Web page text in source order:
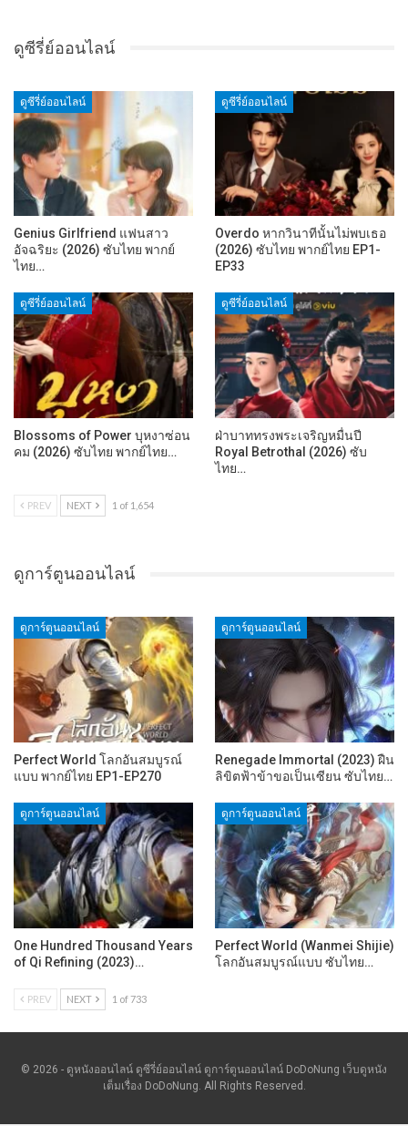
ดูซีรี่ย์ออนไลน์
ดูซีรี่ย์ออนไลน์
Genius Girlfriend แฟนสาว
อัจฉริยะ (2026) ซับไทย พากย์
ไทย…
ดูซีรี่ย์ออนไลน์
Overdo หากวินาทีนั้นไม่พบเธอ
(2026) ซับไทย พากย์ไทย EP1-
EP33
ดูซีรี่ย์ออนไลน์
Blossoms of Power บุหงาซ่อน
คม (2026) ซับไทย พากย์ไทย…
ดูซีรี่ย์ออนไลน์
ฝ่าบาททรงพระเจริญหมื่นปี
Royal Betrothal (2026) ซับ
ไทย…
PREV NEXT 1 of 1,654
ดูการ์ตูนออนไลน์
ดูการ์ตูนออนไลน์
Perfect World โลกอันสมบูรณ์
แบบ พากย์ไทย EP1-EP270
ดูการ์ตูนออนไลน์
Renegade Immortal (2023) ฝืน
ลิขิตฟ้าข้าขอเป็นเซียน ซับไทย…
ดูการ์ตูนออนไลน์
One Hundred Thousand Years
of Qi Refining (2023)…
ดูการ์ตูนออนไลน์
Perfect World (Wanmei Shijie)
โลกอันสมบูรณ์แบบ ซับไทย…
PREV NEXT 1 of 733
© 2026 - ดูหนังออนไลน์ ดูซีรี่ย์ออนไลน์ ดูการ์ตูนออนไลน์ DoDoNung เว็บดูหนัง
เต็มเรื่อง DoDoNung. All Rights Reserved.